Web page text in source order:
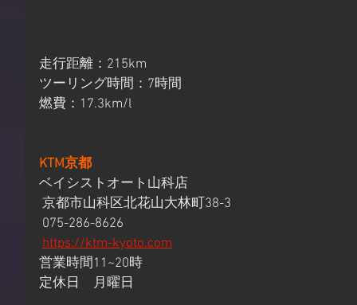
走行距離：215km
ツーリング時間：7時間
燃費：17.3km/l
KTM京都
ベイシストオート山科店
京都市山科区北花山大林町38-3
075-286-8626
https://ktm-kyoto.com
営業時間11~20時
定休日　月曜日